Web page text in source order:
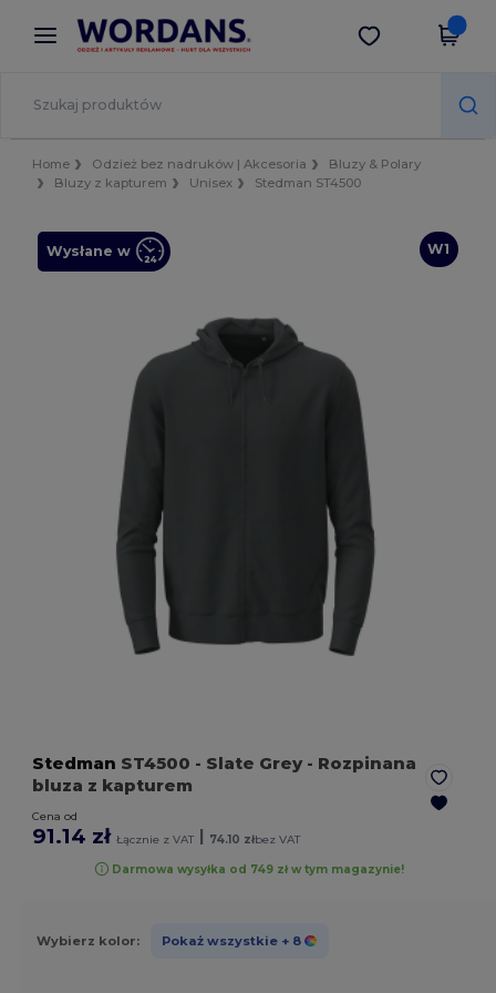
× Aplikacja Wordans
Lepsze ceny w aplikacji!
Pobierz app
Home Odzież bez nadruków | Akcesoria
Bluzy & Polary
Bluzy z kapturem
Unisex Stedman ST4500
W1
Wysłane w
Stedman ST4500 - Slate Grey- Rozpinana
bluza z kapturem
Cena od
91.14 zł Łącznie z VAT | 74.10 złbez VAT
Darmowa wysyłka od 749 zł w tym magazynie!
Wybierz kolor: Pokaż wszystkie + 8